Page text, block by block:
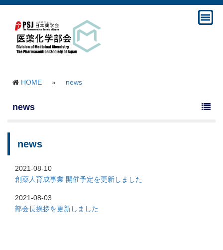
HOME » news
news
news
2021-08-10
創薬人育成事業 開催予定を更新しました
2021-08-03
部会長挨拶を更新しました